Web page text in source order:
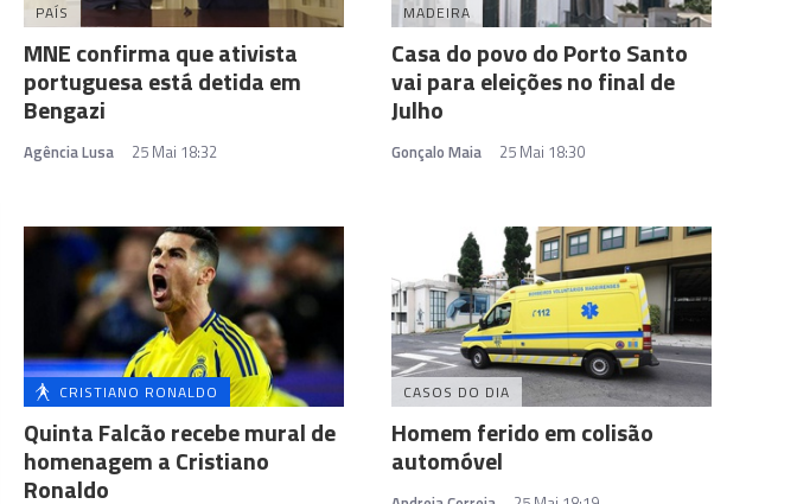
PAÍS
MNE confirma que ativista
portuguesa está detida em
Bengazi
Agência Lusa 25 Mai 18:32
MADEIRA
Casa do povo do Porto Santo
vai para eleições no final de
Julho
Gonçalo Maia 25 Mai 18:30
CRISTIANO RONALDO
Quinta Falcão recebe mural de
homenagem a Cristiano
Ronaldo
CASOS DO DIA
Homem ferido em colisão
automóvel